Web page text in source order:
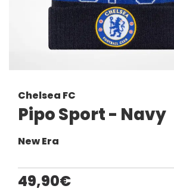
Chelsea FC
Pipo Sport - Navy
New Era
49,90€